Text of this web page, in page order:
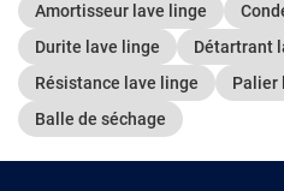
Amortisseur lave linge
Durite lave linge
Détartrant
Résistance lave linge
Palier
Balle de séchage